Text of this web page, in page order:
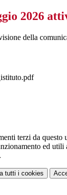
2026
della
terzi da
ed
.
tutti i cookies